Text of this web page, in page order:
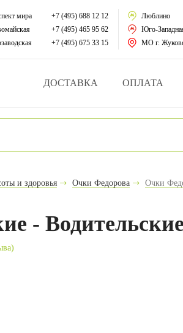
Средства реабилитации
Средства по уходу за больными
Домашняя медтехника
Уникальные и полезные товары
мира
+7 (495) 688 12 12
+7 (495) 465 95 62
+7 (495) 675 33 15
Люблино
Юго-
МО г.
ДОСТАВКА ОПЛАТА
и здоровья Очки Федорова Очки
-